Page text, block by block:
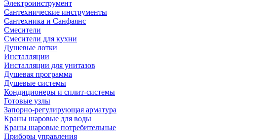
Электроинструмент
Сантехнические инструменты
Сантехника и Санфаянс
Смесители
Смесители для кухни
Душевые лотки
Инсталляции
Инсталляции для унитазов
Душевая программа
Душевые системы
Кондиционеры и сплит-системы
Готовые узлы
Запорно-регулирующая арматура
Краны шаровые для воды
Краны шаровые потребительные
Приборы управления